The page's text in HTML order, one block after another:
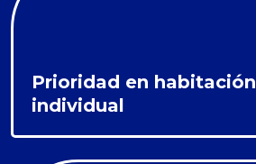
Prioridad en habitación
individual